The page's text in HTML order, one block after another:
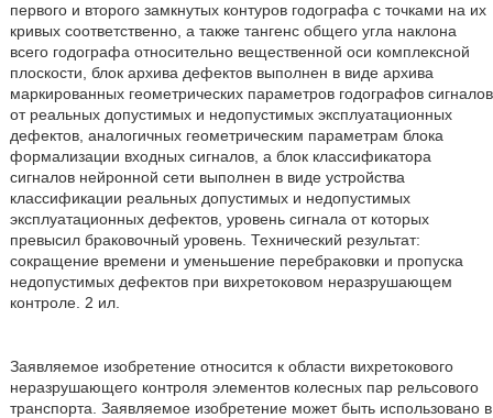
первого и второго замкнутых контуров годографа с точками на их
кривых соответственно, а также тангенс общего угла наклона
всего годографа относительно вещественной оси комплексной
плоскости, блок архива дефектов выполнен в виде архива
маркированных геометрических параметров годографов сигналов
от реальных допустимых и недопустимых эксплуатационных
дефектов, аналогичных геометрическим параметрам блока
формализации входных сигналов, а блок классификатора
сигналов нейронной сети выполнен в виде устройства
классификации реальных допустимых и недопустимых
эксплуатационных дефектов, уровень сигнала от которых
превысил браковочный уровень. Технический результат:
сокращение времени и уменьшение перебраковки и пропуска
недопустимых дефектов при вихретоковом неразрушающем
контроле. 2 ил.
Заявляемое изобретение относится к области вихретокового
неразрушающего контроля элементов колесных пар рельсового
транспорта. Заявляемое изобретение может быть использовано в